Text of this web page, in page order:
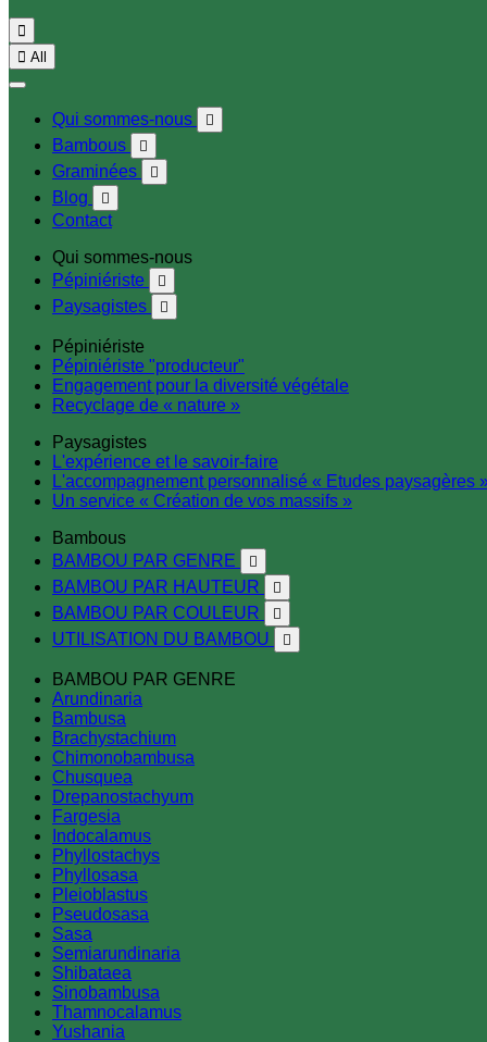

 All
Qui sommes-nous 
Bambous 
Graminées 
Blog 
Contact
Qui sommes-nous
Pépiniériste

Paysagistes 
Pépiniériste
Pépiniériste "producteur"
Engagement pour la diversité végétale
Recyclage de « nature »
Paysagistes
L'expérience et le savoir-faire
L'accompagnement personnalisé « Etudes paysagères
Un service « Création de vos massifs »
Bambous
BAMBOU PAR GENRE

BAMBOU PAR HAUTEUR 
BAMBOU PAR COULEUR 
UTILISATION DU BAMBOU 
BAMBOU PAR GENRE
Arundinaria
Bambusa
Brachystachium
Chimonobambusa
Chusquea
Drepanostachyum
Fargesia
Indocalamus
Phyllostachys
Phyllosasa
Pleioblastus
Pseudosasa
Sasa
Semiarundinaria
Shibataea
Sinobambusa
Thamnocalamus
Yushania